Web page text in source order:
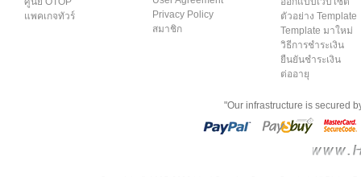
แพคเกจทัวร์
Privacy Policy
สมาชิก
ตัวอย่าง Template
Template มาใหม่
วิธีการชำระเงิน
ยืนยันชำระเงิน
ต่ออายุ
"Our infrastructure is secured